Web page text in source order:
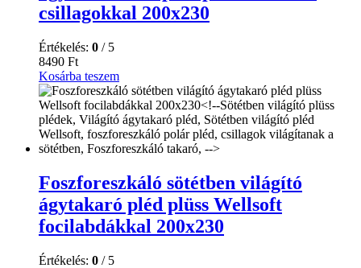
csillagokkal 200x230
Értékelés: 0 / 5
8490 Ft
Kosárba teszem
Foszforeszkáló sötétben világító
ágytakaró pléd plüss Wellsoft
focilabdákkal 200x230
Értékelés: 0 / 5